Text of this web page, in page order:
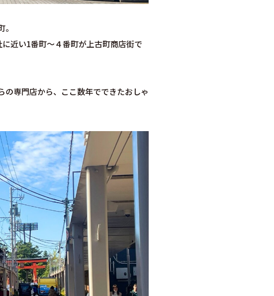
近い1番町～４番町が上古町商店街で
の専門店から、ここ数年でできたおしゃ